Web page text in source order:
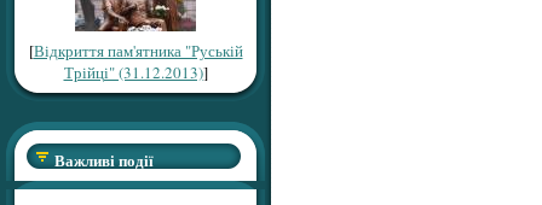
[Відкриття пам'ятника "Руській
Трійці" (31.12.2013)]
Важливі події